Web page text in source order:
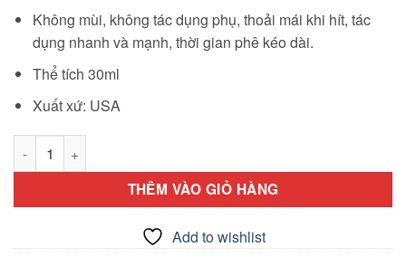
Không mùi, không tác dụng phụ, thoải mái khi hít, tác
dụng nhanh và mạnh, thời gian phê kéo dài.
Thể tích 30ml
Xuất xứ: USA
THÊM VÀO GIỎ HÀNG
Add to wishlist